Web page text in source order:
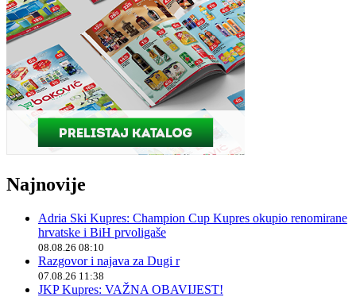
Najnovije
Adria Ski Kupres: Champion Cup Kupres okupio renomirane
hrvatske i BiH prvoligaše
08.08.26 08:10
Razgovor i najava za Dugi r
07.08.26 11:38
JKP Kupres: VAŽNA OBAVIJEST!